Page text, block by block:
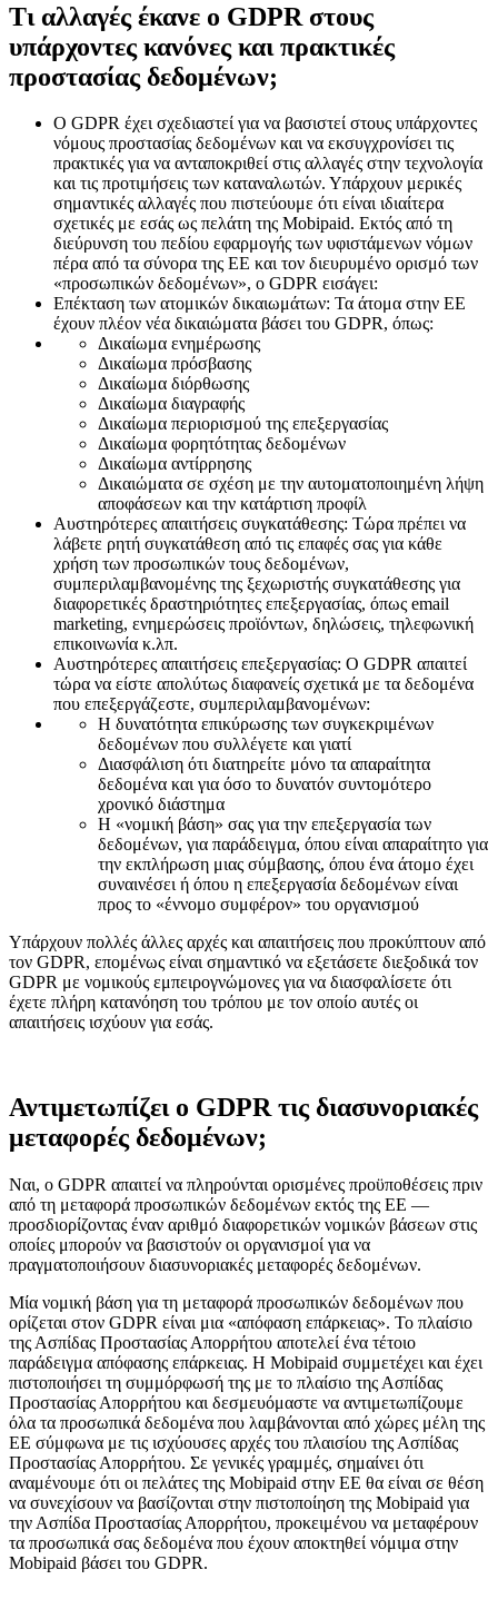
Τι αλλαγές έκανε ο GDPR στους
υπάρχοντες κανόνες και πρακτικές
προστασίας δεδομένων;
Ο GDPR έχει σχεδιαστεί για να βασιστεί στους υπάρχοντες
νόμους προστασίας δεδομένων και να εκσυγχρονίσει τις
πρακτικές για να ανταποκριθεί στις αλλαγές στην τεχνολογία
και τις προτιμήσεις των καταναλωτών. Υπάρχουν μερικές
σημαντικές αλλαγές που πιστεύουμε ότι είναι ιδιαίτερα
σχετικές με εσάς ως πελάτη της Mobipaid. Εκτός από τη
διεύρυνση του πεδίου εφαρμογής των υφιστάμενων νόμων
πέρα από τα σύνορα της ΕΕ και τον διευρυμένο ορισμό των
«προσωπικών δεδομένων», ο GDPR εισάγει:
Επέκταση των ατομικών δικαιωμάτων: Τα άτομα στην ΕΕ
έχουν πλέον νέα δικαιώματα βάσει του GDPR, όπως:
Δικαίωμα ενημέρωσης
Δικαίωμα πρόσβασης
Δικαίωμα διόρθωσης
Δικαίωμα διαγραφής
Δικαίωμα περιορισμού της επεξεργασίας
Δικαίωμα φορητότητας δεδομένων
Δικαίωμα αντίρρησης
Δικαιώματα σε σχέση με την αυτοματοποιημένη λήψη
αποφάσεων και την κατάρτιση προφίλ
Αυστηρότερες απαιτήσεις συγκατάθεσης: Τώρα πρέπει να
λάβετε ρητή συγκατάθεση από τις επαφές σας για κάθε
χρήση των προσωπικών τους δεδομένων,
συμπεριλαμβανομένης της ξεχωριστής συγκατάθεσης για
διαφορετικές δραστηριότητες επεξεργασίας, όπως email
marketing, ενημερώσεις προϊόντων, δηλώσεις, τηλεφωνική
επικοινωνία κ.λπ.
Αυστηρότερες απαιτήσεις επεξεργασίας: Ο GDPR απαιτεί
τώρα να είστε απολύτως διαφανείς σχετικά με τα δεδομένα
που επεξεργάζεστε, συμπεριλαμβανομένων:
Η δυνατότητα επικύρωσης των συγκεκριμένων
δεδομένων που συλλέγετε και γιατί
Διασφάλιση ότι διατηρείτε μόνο τα απαραίτητα
δεδομένα και για όσο το δυνατόν συντομότερο
χρονικό διάστημα
Η «νομική βάση» σας για την επεξεργασία των
δεδομένων, για παράδειγμα, όπου είναι απαραίτητο για
την εκπλήρωση μιας σύμβασης, όπου ένα άτομο έχει
συναινέσει ή όπου η επεξεργασία δεδομένων είναι
προς το «έννομο συμφέρον» του οργανισμού
Υπάρχουν πολλές άλλες αρχές και απαιτήσεις που προκύπτουν από
τον GDPR, επομένως είναι σημαντικό να εξετάσετε διεξοδικά τον
GDPR με νομικούς εμπειρογνώμονες για να διασφαλίσετε ότι
έχετε πλήρη κατανόηση του τρόπου με τον οποίο αυτές οι
απαιτήσεις ισχύουν για εσάς.
Αντιμετωπίζει ο GDPR τις διασυνοριακές
μεταφορές δεδομένων;
Ναι, ο GDPR απαιτεί να πληρούνται ορισμένες προϋποθέσεις πριν
από τη μεταφορά προσωπικών δεδομένων εκτός της ΕΕ —
προσδιορίζοντας έναν αριθμό διαφορετικών νομικών βάσεων στις
οποίες μπορούν να βασιστούν οι οργανισμοί για να
πραγματοποιήσουν διασυνοριακές μεταφορές δεδομένων.
Μία νομική βάση για τη μεταφορά προσωπικών δεδομένων που
ορίζεται στον GDPR είναι μια «απόφαση επάρκειας». Το πλαίσιο
της Ασπίδας Προστασίας Απορρήτου αποτελεί ένα τέτοιο
παράδειγμα απόφασης επάρκειας. Η Mobipaid συμμετέχει και έχει
πιστοποιήσει τη συμμόρφωσή της με το πλαίσιο της Ασπίδας
Προστασίας Απορρήτου και δεσμευόμαστε να αντιμετωπίζουμε
όλα τα προσωπικά δεδομένα που λαμβάνονται από χώρες μέλη της
ΕΕ σύμφωνα με τις ισχύουσες αρχές του πλαισίου της Ασπίδας
Προστασίας Απορρήτου. Σε γενικές γραμμές, σημαίνει ότι
αναμένουμε ότι οι πελάτες της Mobipaid στην ΕΕ θα είναι σε θέση
να συνεχίσουν να βασίζονται στην πιστοποίηση της Mobipaid για
την Ασπίδα Προστασίας Απορρήτου, προκειμένου να μεταφέρουν
τα προσωπικά σας δεδομένα που έχουν αποκτηθεί νόμιμα στην
Mobipaid βάσει του GDPR.